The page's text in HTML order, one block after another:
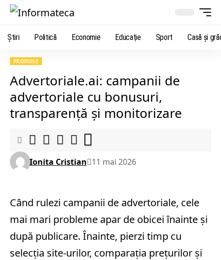
Știri Politică Economie Educaţie Sport Casă şi
PRODUSE
Advertoriale.ai: campanii de
advertoriale cu bonusuri,
transparență și monitorizare
Ionita Cristian 11 mai 2026
Când rulezi campanii de advertoriale, cele
mai mari probleme apar de obicei înainte și
după publicare. Înainte, pierzi timp cu
selecția site-urilor, comparația prețurilor și